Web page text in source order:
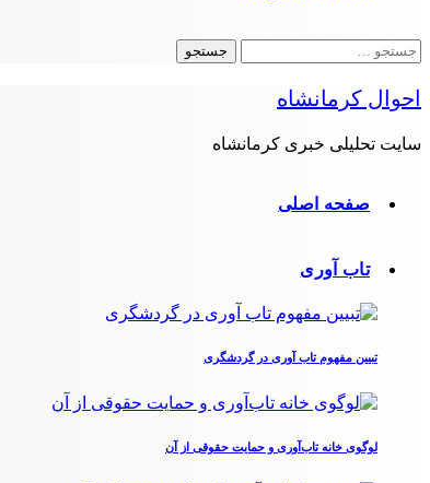
جستجو
برای:
احوال کرمانشاه
سایت تحلیلی خبری کرمانشاه
صفحه اصلی
تاب آوری
تبیین مفهوم تاب آوری در گردشگری
لوگوی خانه تاب‌آوری و حمایت حقوقی از آن